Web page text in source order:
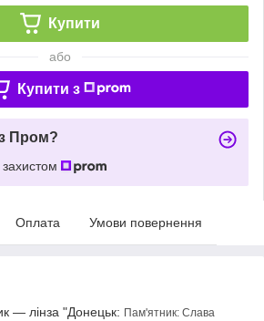
Купити
або
Купити з
Пром?
Оплата Умови повернення
— лінза "Донецьк: Пам'ятник: Слава